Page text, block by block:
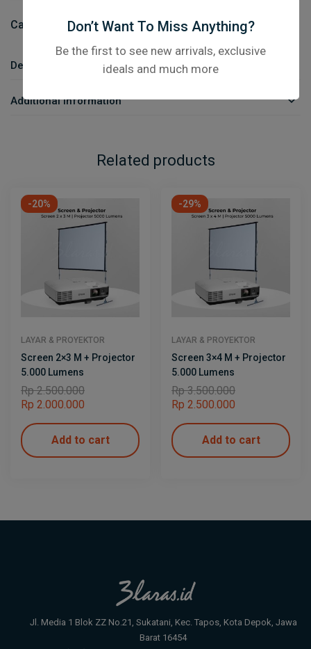
Category: Layar & Proyektor
Description
Additional Information
Related products
-20%
LAYAR & PROYEKTOR
Screen 2×3 M + Projector
5.000 Lumens
Rp2.500.000
Rp 2.000.000
Add to cart
-29%
LAYAR & PROYEKTOR
Screen 3×4 M + Projector
5.000 Lumens
Rp3.500.000
Rp 2.500.000
Add to cart
Jl. Media 1 Blok ZZ No.21, Sukatani, Kec. Tapos, Kota Depok, Jawa
Barat 16454
Don’t Want To Miss Anything?
Be the first to see new arrivals, exclusive
ideals and much more